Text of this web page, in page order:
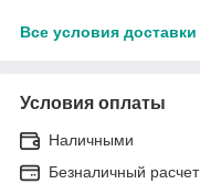
Все условия доставки
Условия оплаты
Наличными
Безналичный расчет